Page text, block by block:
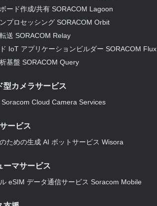
ード作成/共有 SORACOM Lagoon
プロセッシング SORACOM Orbit
送 SORACOM Relay
IoT アプリケーションビルダー SORACOM Flux
基盤 SORACOM Query
型カメラサービス
Soracom Cloud Camera Services
ービス
ための生成 AI ボットサービス Wisora
ーマサービス
eSIM データ通信サービス Soracom Mobile